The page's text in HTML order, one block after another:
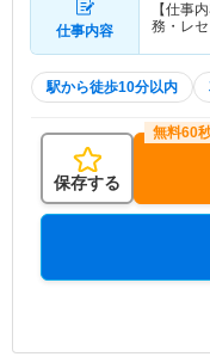
仕事内容
【仕事
務・レ
駅から徒歩10分以内
保存する